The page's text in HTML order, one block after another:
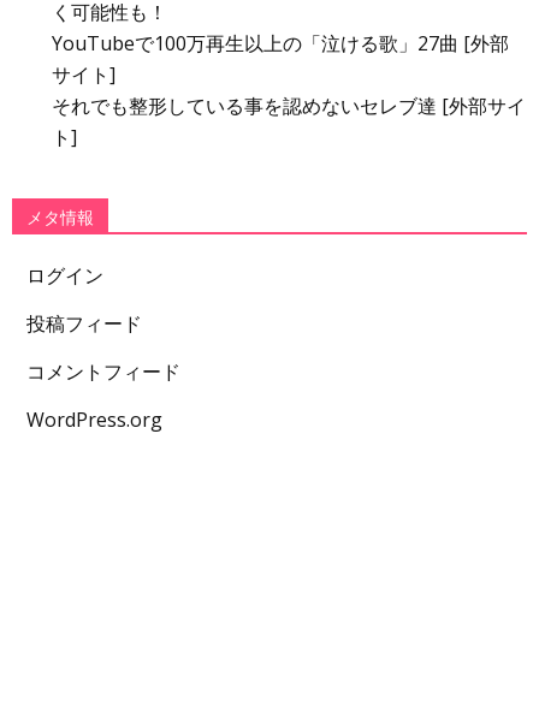
く可能性も！
YouTubeで100万再生以上の「泣ける歌」27曲 [外部
サイト]
それでも整形している事を認めないセレブ達 [外部サイ
ト]
メタ情報
ログイン
投稿フィード
コメントフィード
WordPress.org